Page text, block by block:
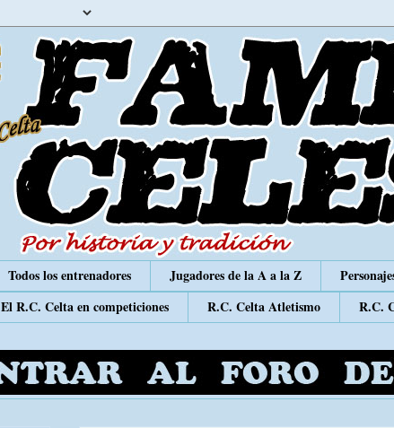
Todos los entrenadores Jugadores de la A a la Z
El R.C. Celta en competiciones R.C. Celta Atletismo R.C.